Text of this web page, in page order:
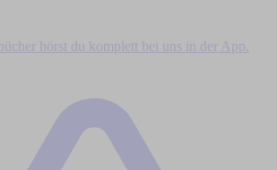
hörst du komplett bei uns in der App.